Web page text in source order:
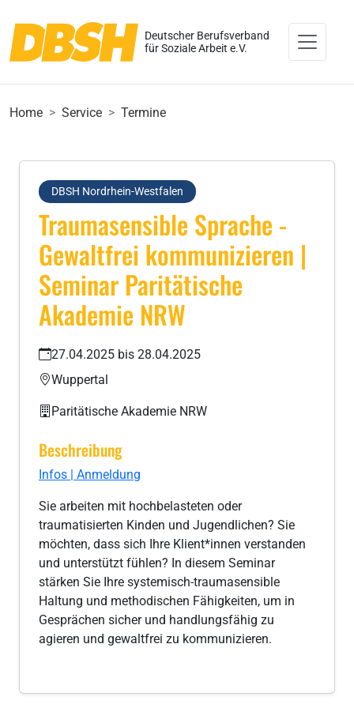
Deutscher Berufsverband
für Soziale Arbeit e.V.
Home Service Termine
DBSH Nordrhein-Westfalen
Traumasensible Sprache -
Gewaltfrei kommunizieren |
Seminar Paritätische
Akademie NRW
27.04.2025 bis 28.04.2025
Wuppertal
Paritätische Akademie NRW
Beschreibung
Infos | Anmeldung
Sie arbeiten mit hochbelasteten oder
traumatisierten Kinden und Jugendlichen? Sie
möchten, dass sich Ihre Klient*innen verstanden
und unterstützt fühlen? In diesem Seminar
stärken Sie Ihre systemisch-traumasensible
Haltung und methodischen Fähigkeiten, um in
Gesprächen sicher und handlungsfähig zu
agieren und gewaltfrei zu kommunizieren.